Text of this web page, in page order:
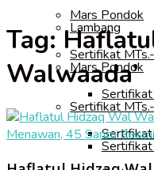
Mars Pondok
Sertifikat
Lambang
Mars Pondok
Sertifikat
Tag:
Walwaada’